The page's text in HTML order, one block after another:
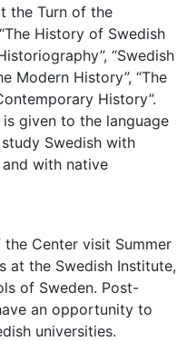
the Turn of the
History of Swedish
“Swedish
Modern History”, “The
History”.
given to the language
Swedish with
with native
Center visit Summer
at the Swedish Institute,
of Sweden. Post-
an opportunity to
universities.